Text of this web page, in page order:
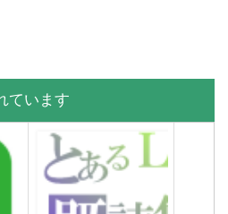
示
LINEでブロックして削除し
ています